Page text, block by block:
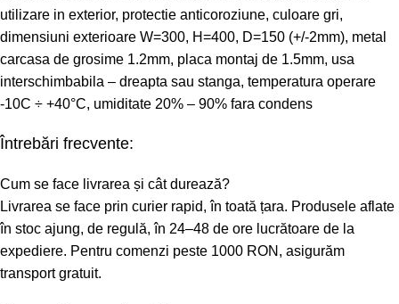
utilizare in exterior, protectie anticoroziune, culoare gri,
dimensiuni exterioare W=300, H=400, D=150 (+/-2mm), metal
carcasa de grosime 1.2mm, placa montaj de 1.5mm, usa
interschimbabila – dreapta sau stanga, temperatura operare
-10C ÷ +40°C, umiditate 20% – 90% fara condens
Întrebări frecvente:
Cum se face livrarea și cât durează?
Livrarea se face prin curier rapid, în toată țara. Produsele aflate
în stoc ajung, de regulă, în 24–48 de ore lucrătoare de la
expediere. Pentru comenzi peste 1000 RON, asigurăm
transport gratuit.